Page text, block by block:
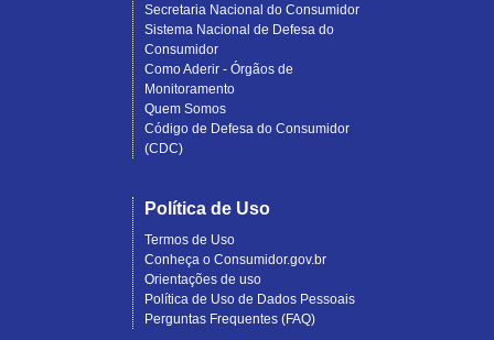
Secretaria Nacional do Consumidor
Sistema Nacional de Defesa do
Consumidor
Como Aderir - Órgãos de
Monitoramento
Quem Somos
Código de Defesa do Consumidor
(CDC)
Política de Uso
Termos de Uso
Conheça o Consumidor.gov.br
Orientações de uso
Política de Uso de Dados Pessoais
Perguntas Frequentes (FAQ)